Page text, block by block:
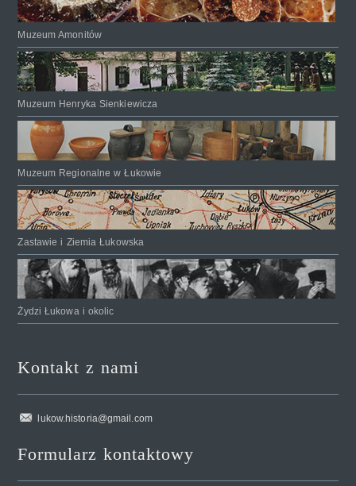
Muzeum Amonitów
Muzeum Henryka Sienkiewicza
Muzeum Regionalne w Łukowie
Zastawie i Ziemia Łukowska
Żydzi Łukowa i okolic
Kontakt z nami
lukow.historia@gmail.com
Formularz kontaktowy